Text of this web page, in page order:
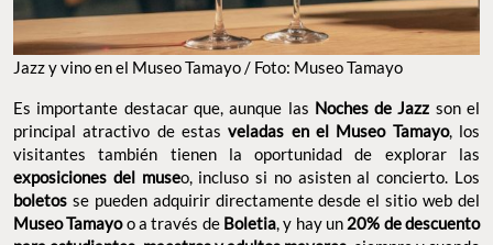
Jazz y vino en el Museo Tamayo / Foto: Museo Tamayo
Es importante destacar que, aunque las Noches de Jazz son el
principal atractivo de estas veladas en el Museo Tamayo, los
visitantes también tienen la oportunidad de explorar las
exposiciones del museo, incluso si no asisten al concierto. Los
boletos se pueden adquirir directamente desde el sitio web del
Museo Tamayoo a través de Boletia, y hay un 20% de descuento